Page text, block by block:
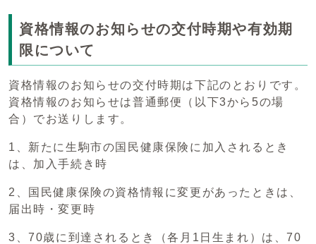
資格情報のお知らせの交付時期や有効期
限について
資格情報のお知らせの交付時期は下記のとおりです。
資格情報のお知らせは普通郵便（以下3から5の場
合）でお送りします。
1、新たに生駒市の国民健康保険に加入されるとき
は、加入手続き時
2、国民健康保険の資格情報に変更があったときは、
届出時・変更時
3、70歳に到達されるとき（各月1日生まれ）は、70